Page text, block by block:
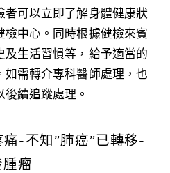
可以立即了解身體健康狀
中心。同時根據健檢來賓
生活習慣等，給予適當的
需轉介專科醫師處理，也
續追蹤處理。
-不知”肺癌”已轉移-
瘤